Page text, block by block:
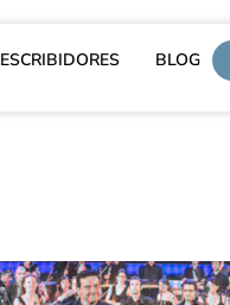
ESCRIBIDORES BLOG